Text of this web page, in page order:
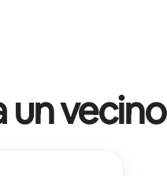
un vecino